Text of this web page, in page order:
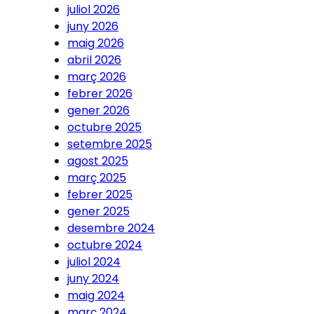
juliol 2026
juny 2026
maig 2026
abril 2026
març 2026
febrer 2026
gener 2026
octubre 2025
setembre 2025
agost 2025
març 2025
febrer 2025
gener 2025
desembre 2024
octubre 2024
juliol 2024
juny 2024
maig 2024